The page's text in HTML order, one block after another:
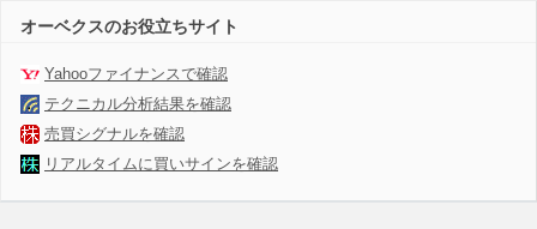
オーベクスのお役立ちサイト
Yahooファイナンスで確認
テクニカル分析結果を確認
売買シグナルを確認
リアルタイムに買いサインを確認